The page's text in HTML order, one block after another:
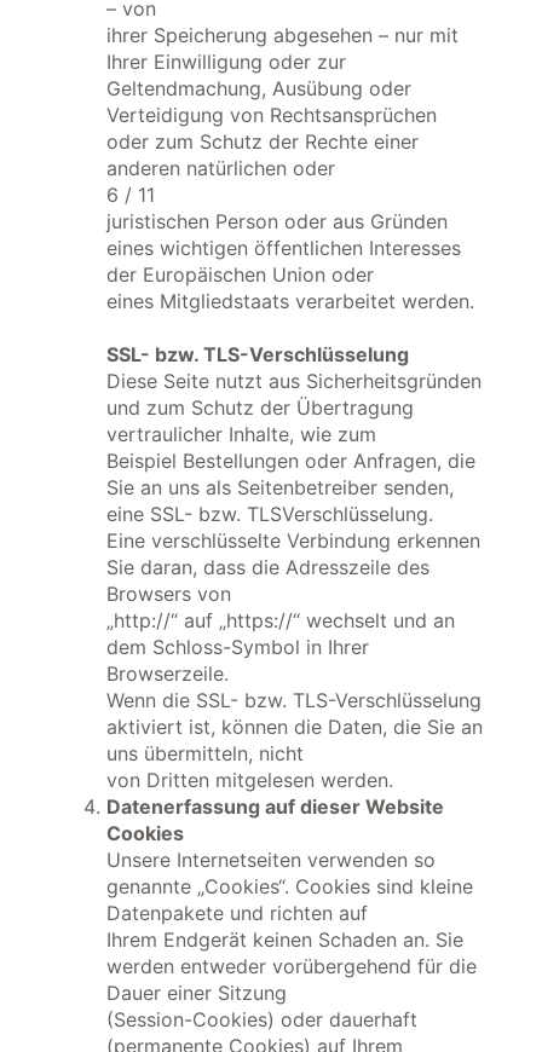
– von
ihrer Speicherung abgesehen – nur mit
Ihrer Einwilligung oder zur
Geltendmachung, Ausübung oder
Verteidigung von Rechtsansprüchen
oder zum Schutz der Rechte einer
anderen natürlichen oder
6 / 11
juristischen Person oder aus Gründen
eines wichtigen öffentlichen Interesses
der Europäischen Union oder
eines Mitgliedstaats verarbeitet werden.
SSL- bzw. TLS-Verschlüsselung
Diese Seite nutzt aus Sicherheitsgründen
und zum Schutz der Übertragung
vertraulicher Inhalte, wie zum
Beispiel Bestellungen oder Anfragen, die
Sie an uns als Seitenbetreiber senden,
eine SSL- bzw. TLSVerschlüsselung.
Eine verschlüsselte Verbindung erkennen
Sie daran, dass die Adresszeile des
Browsers von
„http://“ auf „https://“ wechselt und an
dem Schloss-Symbol in Ihrer
Browserzeile.
Wenn die SSL- bzw. TLS-Verschlüsselung
aktiviert ist, können die Daten, die Sie an
uns übermitteln, nicht
von Dritten mitgelesen werden.
Datenerfassung auf dieser Website
Cookies
Unsere Internetseiten verwenden so
genannte „Cookies“. Cookies sind kleine
Datenpakete und richten auf
Ihrem Endgerät keinen Schaden an. Sie
werden entweder vorübergehend für die
Dauer einer Sitzung
(Session-Cookies) oder dauerhaft
(permanente Cookies) auf Ihrem